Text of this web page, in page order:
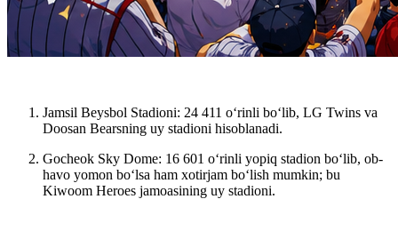
Jamsil Beysbol Stadioni: 24 411 o‘rinli bo‘lib, LG Twins va
Doosan Bearsning uy stadioni hisoblanadi.
Gocheok Sky Dome: 16 601 o‘rinli yopiq stadion bo‘lib, ob-
havo yomon bo‘lsa ham xotirjam bo‘lish mumkin; bu
Kiwoom Heroes jamoasining uy stadioni.